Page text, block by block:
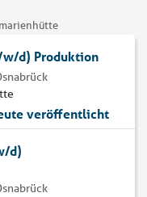
w/d) Produktion
veröffentlicht
d)